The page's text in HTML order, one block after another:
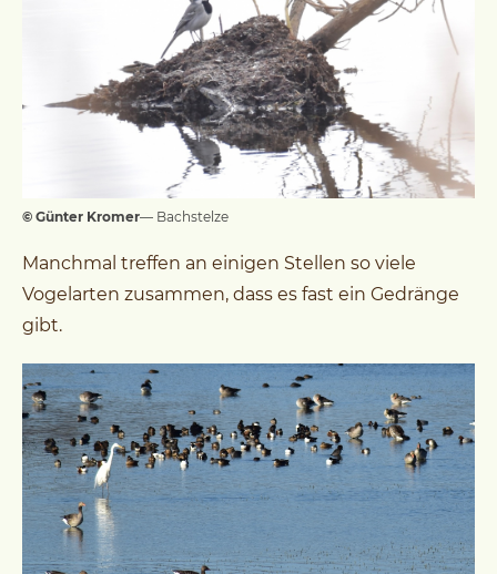
© Günter Kromer— Bachstelze
Manchmal treffen an einigen Stellen so viele
Vogelarten zusammen, dass es fast ein Gedränge
gibt.